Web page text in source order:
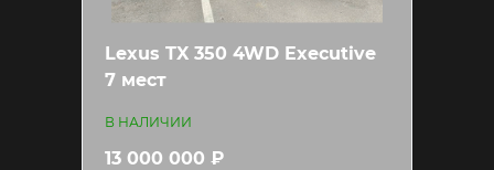
Lexus TX 350 4WD Executive
7 мест
В НАЛИЧИИ
13 000 000 ₽